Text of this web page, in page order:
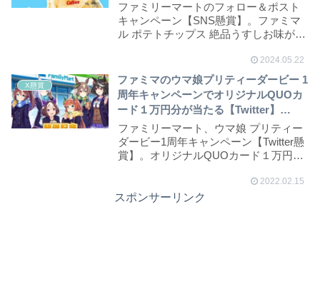
ファミリーマートのフォロー＆ポスト
キャンペーン【SNS懸賞】。ファミマ
ル ポテトチップス 絶品うすしお味が抽
2024.05.22
X懸賞
ファミマのウマ娘プリティーダービー 1
周年キャンペーンでオリジナルQUOカ
ード１万円分が当たる【Twitter】
~22/2/21
ファミリーマート、ウマ娘 プリティー
ダービー1周年キャンペーン【Twitter懸
賞】。オリジナルQUOカード１万円分
2022.02.15
スポンサーリンク